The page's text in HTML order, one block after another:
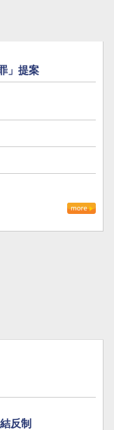
」提案
反制